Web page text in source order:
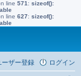
line 571 : sizeof():
line 627: sizeof():
ログイン
ーザー登録